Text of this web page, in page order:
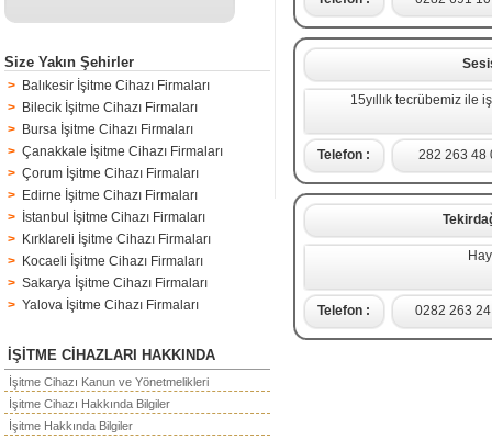
Size Yakın Şehirler
> Balıkesir İşitme Cihazı Firmaları
> Bilecik İşitme Cihazı Firmaları
> Bursa İşitme Cihazı Firmaları
> Çanakkale İşitme Cihazı Firmaları
> Çorum İşitme Cihazı Firmaları
> Edirne İşitme Cihazı Firmaları
>
İstanbul İşitme Cihazı Firmaları
> Kırklareli İşitme Cihazı Firmaları
> Kocaeli İşitme Cihazı Firmaları
> Sakarya İşitme Cihazı Firmaları
> Yalova İşitme Cihazı Firmaları
İŞİTME CİHAZLARI HAKKINDA
İşitme Cihazı Kanun ve Yönetmelikleri
İşitme Cihazı Hakkında Bilgiler
İşitme Hakkında Bilgiler
15yıllık tecrübemiz ile
Telefon : 282 263 48
Telefon : 0282 263